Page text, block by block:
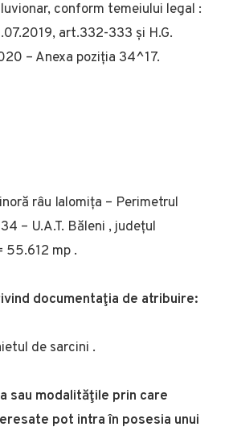
conform temeiului legal :
art.332-333 și H.G.
– Anexa poziția 34^17.
râu Ialomița – Perimetrul
– U.A.T. Băleni , județul
55.612 mp .
documentaţia de atribuire:
de sarcini .
sau modalităţile prin care
pot intra în posesia unui